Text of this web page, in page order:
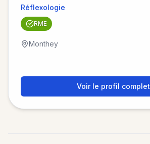
Réflexologie
RME
Monthey
Voir le profil complet